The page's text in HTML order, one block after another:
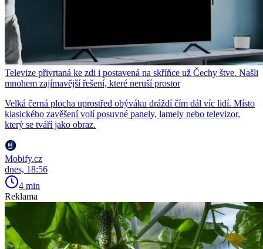
Televize přivrtaná ke zdi i postavená na skříňce už Čechy štve. Našli
mnohem zajímavější řešení, které neruší prostor
Velká černá plocha uprostřed obýváku dráždí čím dál víc lidí. Místo
klasického zavěšení volí posuvné panely, lamely nebo televizor,
který se tváří jako obraz.
Mobify.cz
dnes, 18:56
4 min
Reklama